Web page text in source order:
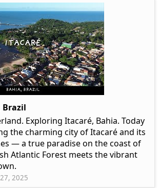
Brazil
Exploring Itacaré, Bahia. Today
the charming city of Itacaré and its
— a true paradise on the coast of
Atlantic Forest meets the vibrant
2025